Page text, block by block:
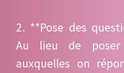
2. **Pose des
Au lieu de poser
auxquelles on